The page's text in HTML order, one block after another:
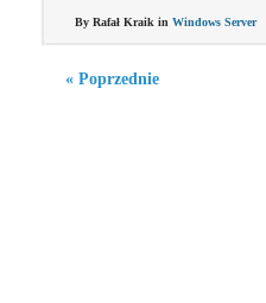
By Rafał Kraik in Windows Server
« Poprzednie